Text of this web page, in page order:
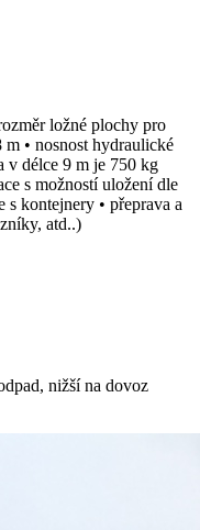
ložné plochy pro
• nosnost hydraulické
v délce 9 m je 750 kg
s možností uložení dle
s kontejnery • přeprava a
atd..)
nižší na dovoz